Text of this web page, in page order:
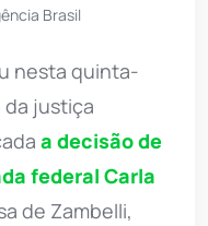
Brasil
nesta quinta-
justiça
a decisão de
federal Carla
de Zambelli,